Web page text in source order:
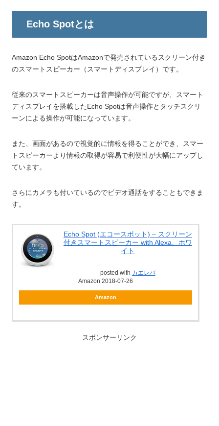
Echo Spotとは
Amazon Echo SpotはAmazonで発売されているスクリーン付き
のスマートスピーカー（スマートディスプレイ）です。
従来のスマートスピーカーは音声操作が可能ですが、スマート
ディスプレイを搭載したEcho Spotは音声操作とタッチスクリ
ーンによる操作が可能になっています。
また、画面があるので視覚的に情報を得ることができ、スマー
トスピーカーより情報の取得が容易で利便性が大幅にアップし
ています。
さらにカメラも付いているのでビデオ通話をすることもできま
す。
Echo Spot (エコースポット) – スクリーン
付きスマートスピーカー with Alexa、ホワ
イト
posted with カエレバ
Amazon 2018-07-26
Amazon
スポンサーリンク